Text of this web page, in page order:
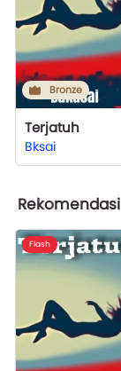
Bronze
Terjatuh
Bksai
Rekomendasi
Flash